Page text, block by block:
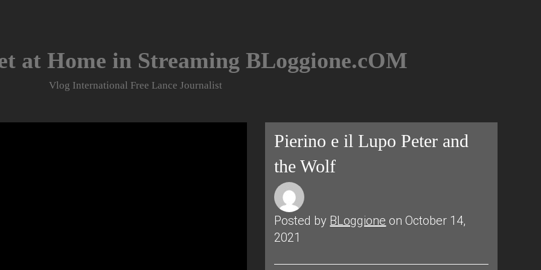
at Home in Streaming BLoggione.cOM
Vlog International Free Lance Journalist
Pierino e il Lupo Peter and
the Wolf
Posted by BLoggione on October 14,
2021